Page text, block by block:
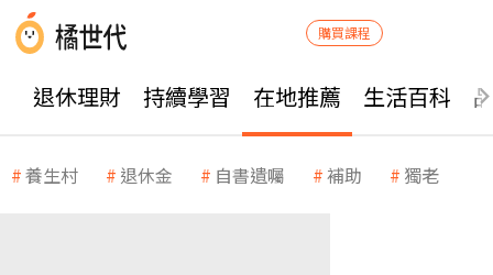
購買課程
退休理財 持續學習 在地推薦 生活百科
養生村 退休金 自書遺囑 補助 獨老